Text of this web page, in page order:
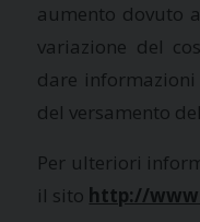
aumento dovuto
variazione del
dare
del versamento
Per ulteriori
il sito http://